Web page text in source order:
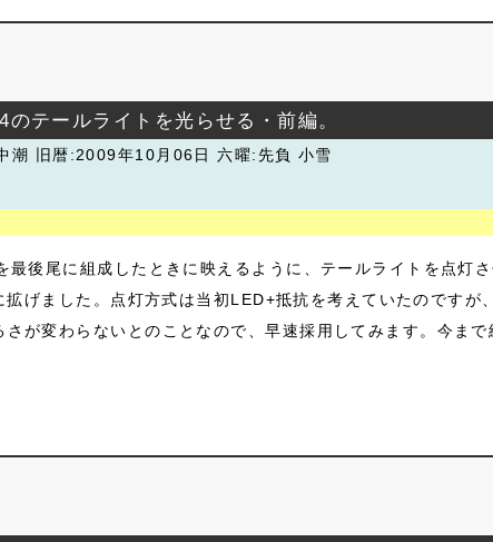
テールライトを光らせる・前編。
潮
旧暦:2009年10月06日 六曜:先負 小雪
最後尾に組成したときに映えるように、テールライトを点灯
げました。点灯方式は当初LED+抵抗を考えていたのですが
さが変わらないとのことなので、早速採用してみます。今ま